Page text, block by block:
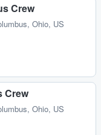
Crew
Ohio, US
Crew
Ohio, US